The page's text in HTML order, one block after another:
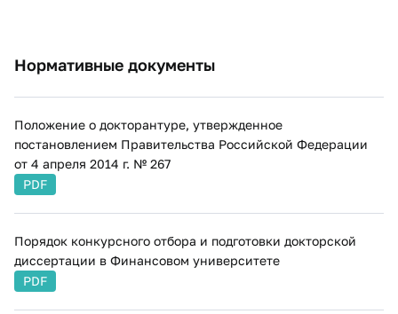
Нормативные документы
Положение о докторантуре, утвержденное
постановлением Правительства Российской Федерации
от 4 апреля 2014 г. № 267
PDF
Порядок конкурсного отбора и подготовки докторской
диссертации в Финансовом университете
PDF